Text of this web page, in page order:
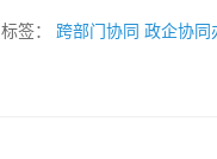
标签： 跨部门协同 政企协同